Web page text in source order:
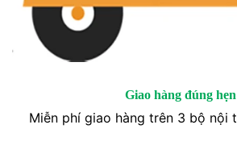
Giao hàng đúng hẹn
Miễn phí giao hàng trên 3 bộ nội